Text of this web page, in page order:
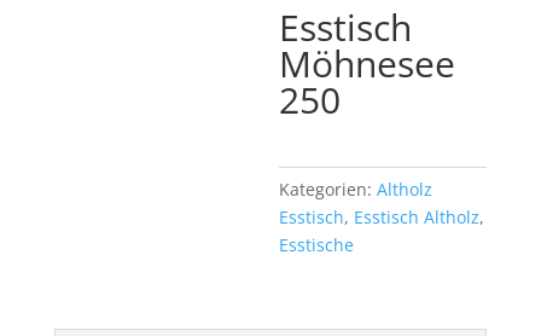
Esstisch
Möhnesee
250
Kategorien:Altholz
Esstisch, Esstisch Altholz,
Esstische